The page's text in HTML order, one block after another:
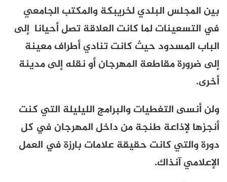
بين المجلس البلدي لخريبكة والمكتب الجامعي
في التسعينات لما كانت العلاقة تصل أحيانا إلى
الباب المسدود حيث كانت تنادي أطراف معينة
إلى ضرورة مقاطعة المهرجان أونقله إلى مدينة
أخرى.
ولن أنسى التغطيات والبرامج الليليلة التي كنت
أنجزها لإذاعة طنجة من داخل المهرجان في كل
دورة والتي كانت حقيقة علامات بارزة في العمل
الإعلامي آنذاك.